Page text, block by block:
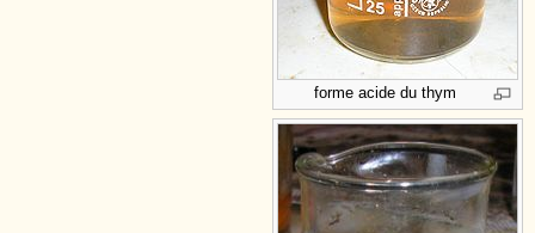
forme acide du thym